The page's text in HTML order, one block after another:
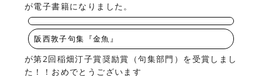
が電子書籍になりました。
阪西敦子句集『金魚』
が第2回稲畑汀子賞奨励賞（句集部門）を受賞しまし
た！！おめでとうございます